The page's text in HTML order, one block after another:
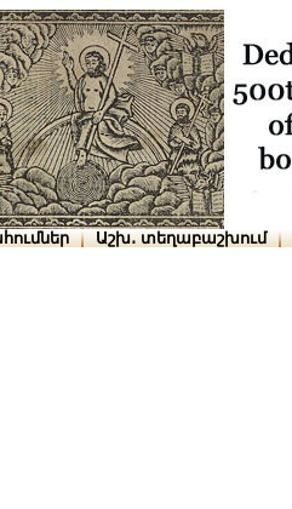
Աշխ․ տեղաբաշխում